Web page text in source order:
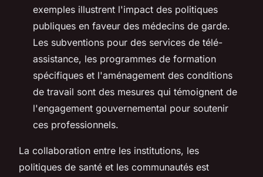
exemples illustrent l'impact des politiques
publiques en faveur des médecins de garde.
Les subventions pour des services de télé-
assistance, les programmes de formation
spécifiques et l'aménagement des conditions
de travail sont des mesures qui témoignent de
l'engagement gouvernemental pour soutenir
ces professionnels.
La collaboration entre les institutions, les
politiques de santé et les communautés est